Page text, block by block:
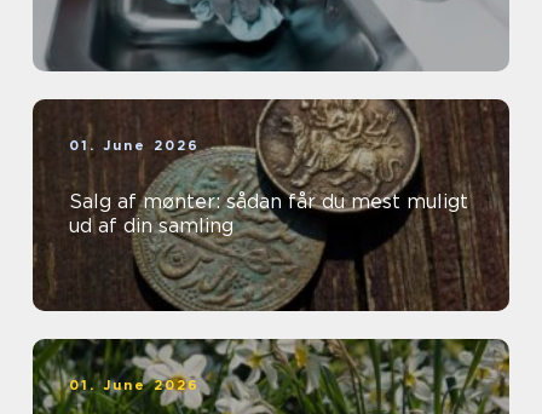
01. June 2026
Salg af mønter: sådan får du mest muligt
ud af din samling
01. June 2026